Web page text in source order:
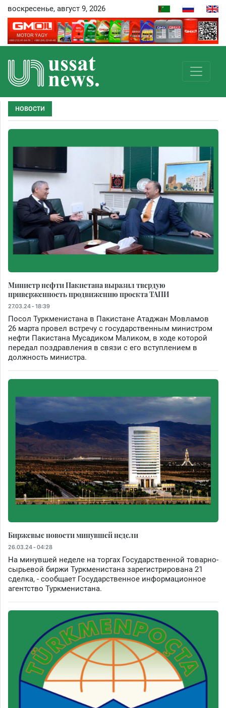
воскресенье, август 9, 2026
НОВОСТИ
Министр нефти Пакистана выразил твердую
приверженность продвижению проекта ТАПИ
27.03.24 - 18:39
Посол Туркменистана в Пакистане Атаджан Мовламов
26 марта провел встречу с государственным министром
нефти Пакистана Мусадиком Маликом, в ходе которой
передал поздравления в связи с его вступлением в
должность министра.
Биржевые новости минувшей недели
26.03.24 - 04:28
На минувшей неделе на торгах Государственной товарно-
сырьевой биржи Туркменистана зарегистрирована 21
сделка, - сообщает Государственное информационное
агентство Туркменистана.